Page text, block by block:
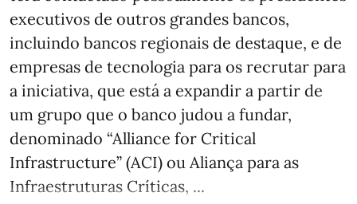
executivos de outros grandes bancos,
incluindo bancos regionais de destaque, e de
empresas de tecnologia para os recrutar para
a iniciativa, que está a expandir a partir de
um grupo que o banco judou a fundar,
denominado “Alliance for Critical
Infrastructure” (ACI) ou Aliança para as
Infraestruturas Críticas, ...